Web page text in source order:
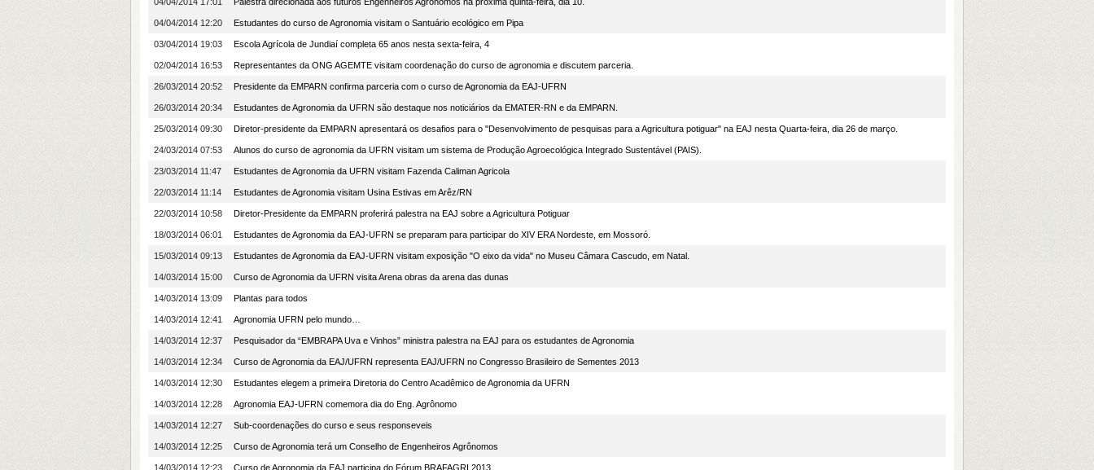
04/04/2014 12:20 Estudantes do curso de Agronomia visitam o Santuário ecológico em Pipa
03/04/2014 19:03 Escola Agrícola de Jundiaí completa 65 anos nesta sexta-feira, 4
02/04/2014 16:53 Representantes da ONG AGEMTE visitam coordenação do curso de agronomia e discutem parceria.
26/03/2014 20:52 Presidente da EMPARN confirma parceria com o curso de Agronomia da EAJ-UFRN
26/03/2014 20:34 Estudantes de Agronomia da UFRN são destaque nos noticiários da EMATER-RN e da EMPARN.
25/03/2014 09:30 Diretor-presidente da EMPARN apresentará os desafios para o "Desenvolvimento de pesquisas para a Agricultura potiguar" na EAJ nesta Quarta-feira, dia 26 de março.
24/03/2014 07:53 Alunos do curso de agronomia da UFRN visitam um sistema de Produção Agroecológica Integrado Sustentável (PAIS).
23/03/2014 11:47 Estudantes de Agronomia da UFRN visitam Fazenda Caliman Agricola
22/03/2014 11:14 Estudantes de Agronomia visitam Usina Estivas em Arêz/RN
22/03/2014 10:58 Diretor-Presidente da EMPARN proferirá palestra na EAJ sobre a Agricultura Potiguar
18/03/2014 06:01 Estudantes de Agronomia da EAJ-UFRN se preparam para participar do XIV ERA Nordeste, em Mossoró.
15/03/2014 09:13 Estudantes de Agronomia da EAJ-UFRN visitam exposição "O eixo da vida" no Museu Câmara Cascudo, em Natal.
14/03/2014 15:00 Curso de Agronomia da UFRN visita Arena obras da arena das dunas
14/03/2014 13:09 Plantas para todos
14/03/2014 12:41 Agronomia UFRN pelo mundo…
14/03/2014 12:37 Pesquisador da “EMBRAPA Uva e Vinhos” ministra palestra na EAJ para os estudantes de Agronomia
14/03/2014 12:34 Curso de Agronomia da EAJ/UFRN representa EAJ/UFRN no Congresso Brasileiro de Sementes 2013
14/03/2014 12:30 Estudantes elegem a primeira Diretoria do Centro Acadêmico de Agronomia da UFRN
14/03/2014 12:28 Agronomia EAJ-UFRN comemora dia do Eng. Agrônomo
14/03/2014 12:27 Sub-coordenações do curso e seus responseveis
14/03/2014 12:25 Curso de Agronomia terá um Conselho de Engenheiros Agrônomos
14/03/2014 12:23 Curso de Agronomia da EAJ participa do Fórum BRAFAGRI 2013